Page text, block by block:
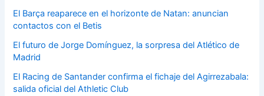
El Barça reaparece en el horizonte de Natan: anuncian
contactos con el Betis
El futuro de Jorge Domínguez, la sorpresa del Atlético de
Madrid
El Racing de Santander confirma el fichaje del Agirrezabala:
salida oficial del Athletic Club